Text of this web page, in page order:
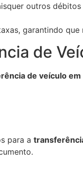
outros
garantindo que
de
de veículo em
para a